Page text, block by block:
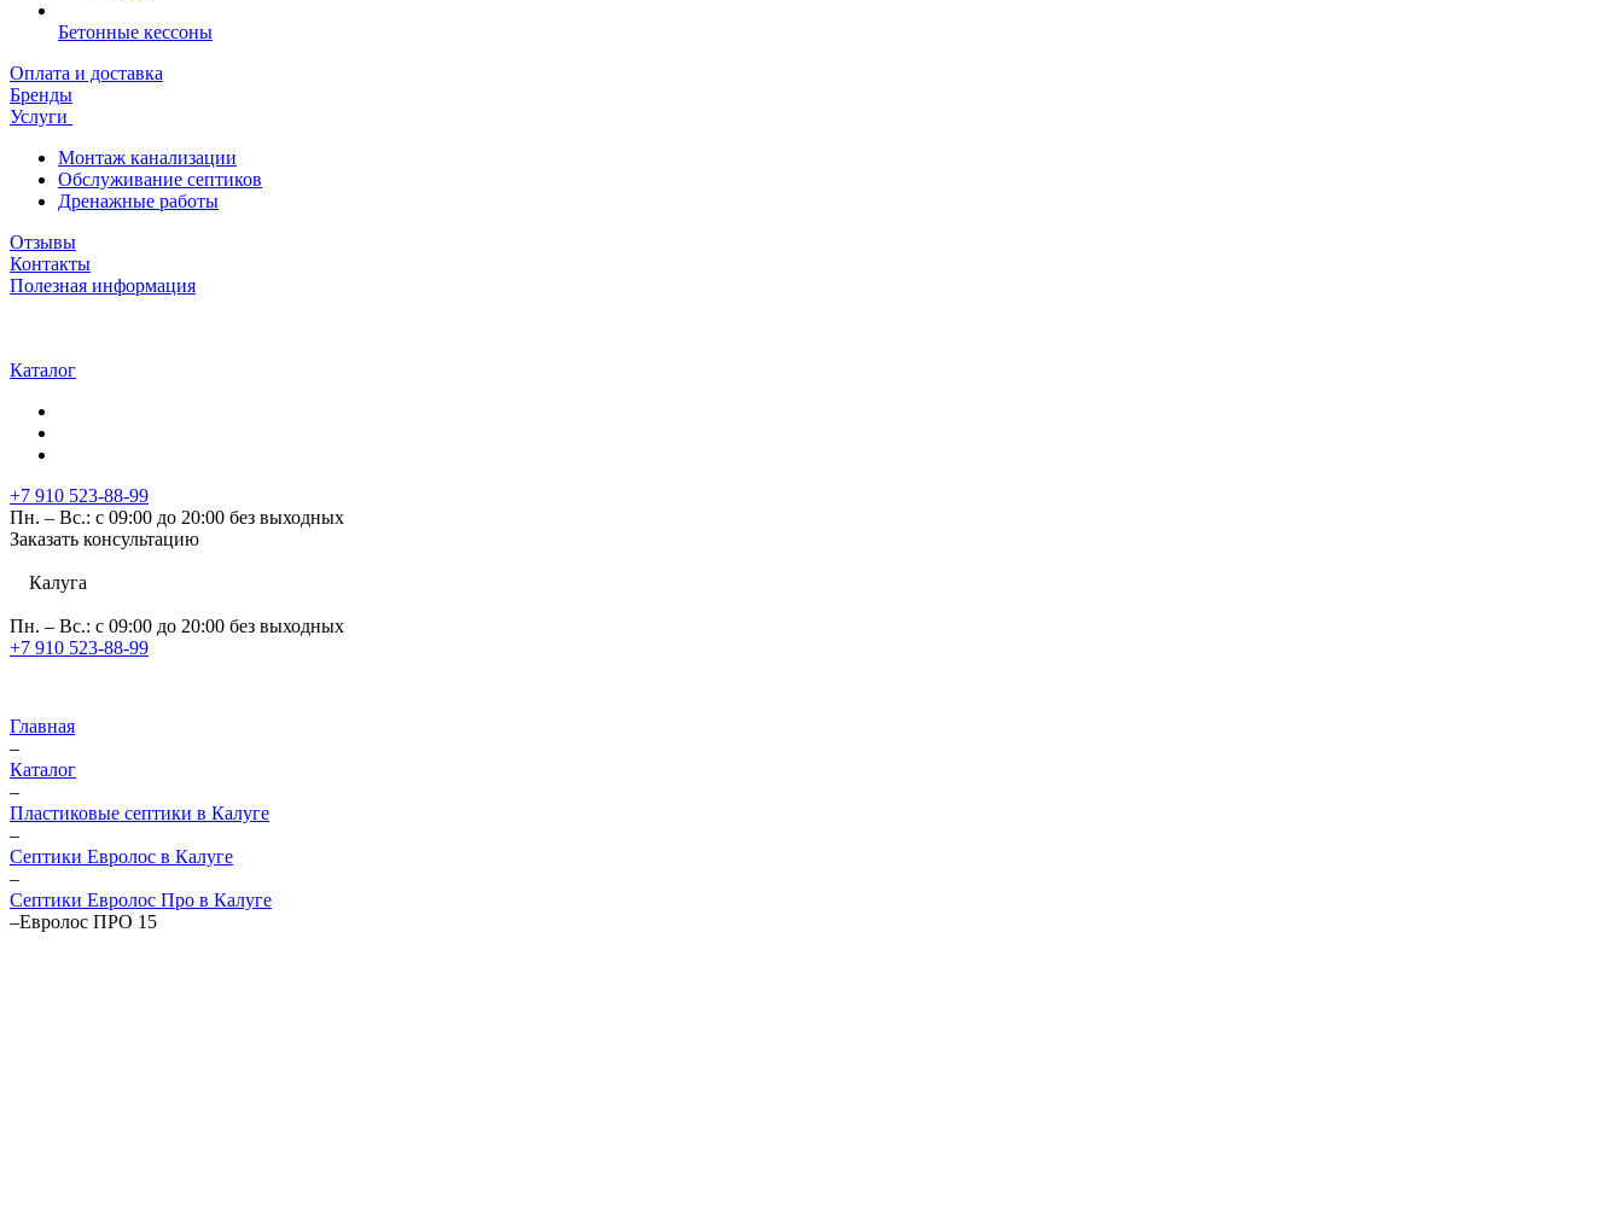
Бетонные кессоны
Оплата и доставка
Бренды
Услуги
Монтаж канализации
Обслуживание септиков
Дренажные работы
Отзывы
Контакты
Полезная информация
Каталог
+7 910 523-88-99
Пн. – Вс.: с 09:00 до 20:00 без выходных
Заказать консультацию
Калуга
Пн. – Вс.: с 09:00 до 20:00 без выходных
+7 910 523-88-99
Главная
–
Каталог
–
Пластиковые септики в Калуге
–
Септики Евролос в Калуге
–
Септики Евролос Про в Калуге
–Евролос ПРО 15